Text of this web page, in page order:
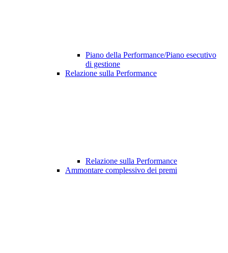
Piano della Performance/Piano esecutivo
di gestione
Relazione sulla Performance
Relazione sulla Performance
Ammontare complessivo dei premi